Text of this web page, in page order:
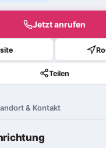
Jetzt anrufen
Teilen
& Kontakt